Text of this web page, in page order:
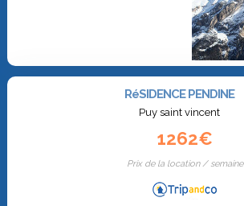
RéSIDENCE PENDINE
Puy saint vincent
1262€
Prix de la location / semaine